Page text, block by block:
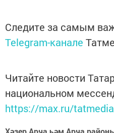
Следите за самым
Telegram-канале
Читайте новости
национальном
https://max.ru/tatmedia